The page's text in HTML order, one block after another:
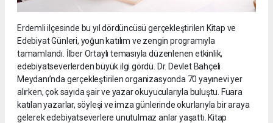
Erdemli ilçesinde bu yıl dördüncüsü gerçekleştirilen Kitap ve
Edebiyat Günleri, yoğun katılım ve zengin programıyla
tamamlandı. İlber Ortaylı temasıyla düzenlenen etkinlik,
edebiyatseverlerden büyük ilgi gördü. Dr. Devlet Bahçeli
Meydanı’nda gerçekleştirilen organizasyonda 70 yayınevi yer
alırken, çok sayıda şair ve yazar okuyucularıyla buluştu. Fuara
katılan yazarlar, söyleşi ve imza günlerinde okurlarıyla bir araya
gelerek edebiyatseverlere unutulmaz anlar yaşattı. Kitap